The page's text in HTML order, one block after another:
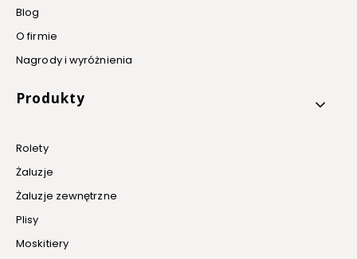
Blog
O firmie
Nagrody i wyróżnienia
Produkty
Rolety
Żaluzje
Żaluzje zewnętrzne
Plisy
Moskitiery